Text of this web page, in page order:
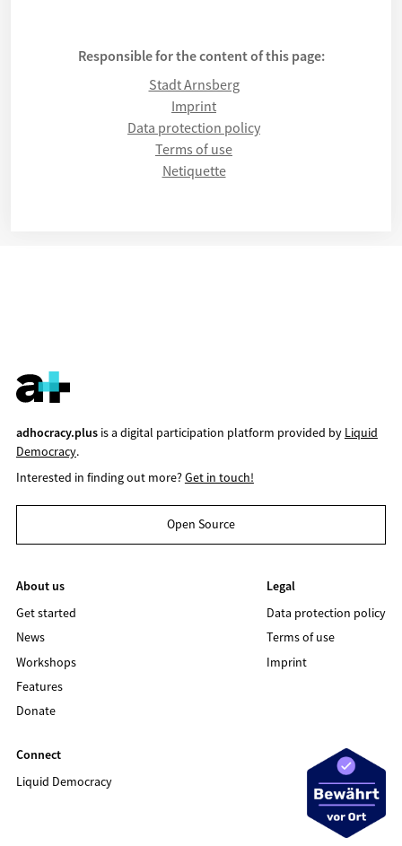
Responsible for the content of this page:
Stadt Arnsberg
Imprint
Data protection policy
Terms of use
Netiquette
adhocracy.plusis a digital participation platform provided by Liquid
Democracy.
Interested in finding out more?Get in touch!
Open Source
About us
Get started
News
Workshops
Features
Donate
Legal
Data protection policy
Terms of use
Imprint
Connect
Liquid Democracy